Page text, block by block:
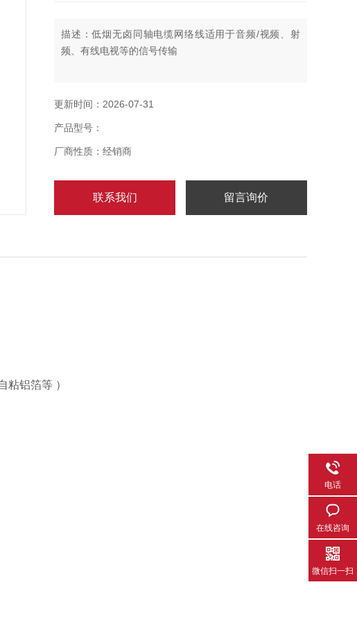
描述：低烟无卤同轴电缆网络线适用于音频/视频、射
频、有线电视等的信号传输
更新时间：2026-07-31
产品型号：
厂商性质：经销商
联系我们 留言询价
粘铝箔等 ）
电话
在线咨询
微信扫一扫